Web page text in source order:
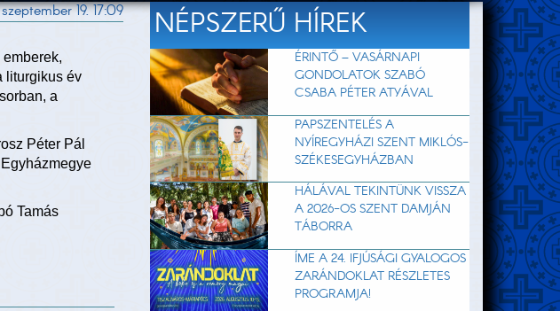
19. 17:09
liturgikus év
a
Péter Pál
Tamás
NÉPSZERŰ HÍREK
ÉRINTŐ – VASÁRNAPI
GONDOLATOK SZABÓ
CSABA PÉTER ATYÁVAL
PAPSZENTELÉS A
NYÍREGYHÁZI SZENT MIKLÓS-
SZÉKESEGYHÁZBAN
HÁLÁVAL TEKINTÜNK VISSZA
A 2026-OS SZENT DAMJÁN
TÁBORRA
ÍME A 24. IFJÚSÁGI GYALOGOS
ZARÁNDOKLAT RÉSZLETES
PROGRAMJA!